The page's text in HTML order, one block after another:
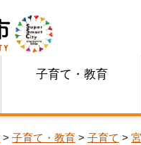
子育て・教育
> 子育て・教育 > 子育て >